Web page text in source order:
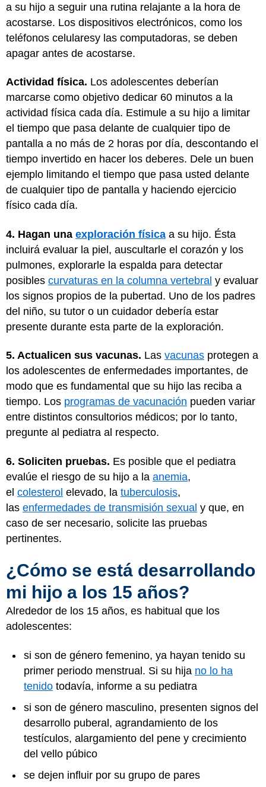
a su hijo a seguir una rutina relajante a la hora de
acostarse. Los dispositivos electrónicos, como los
teléfonos celularesy las computadoras, se deben
apagar antes de acostarse.
Actividad física. Los adolescentes deberían
marcarse como objetivo dedicar 60 minutos a la
actividad física cada día. Estimule a su hijo a limitar
el tiempo que pasa delante de cualquier tipo de
pantalla a no más de 2 horas por día, descontando el
tiempo invertido en hacer los deberes. Dele un buen
ejemplo limitando el tiempo que pasa usted delante
de cualquier tipo de pantalla y haciendo ejercicio
físico cada día.
4. Hagan una exploración física a su hijo. Ésta
incluirá evaluar la piel, auscultarle el corazón y los
pulmones, explorarle la espalda para detectar
posibles curvaturas en la columna vertebral y evaluar
los signos propios de la pubertad. Uno de los padres
del niño, su tutor o un cuidador debería estar
presente durante esta parte de la exploración.
5. Actualicen sus vacunas. Las vacunas protegen a
los adolescentes de enfermedades importantes, de
modo que es fundamental que su hijo las reciba a
tiempo. Los programas de vacunación pueden variar
entre distintos consultorios médicos; por lo tanto,
pregunte al pediatra al respecto.
6. Soliciten pruebas. Es posible que el pediatra
evalúe el riesgo de su hijo a la anemia,
el colesterol elevado, la tuberculosis,
las enfermedades de transmisión sexual y que, en
caso de ser necesario, solicite las pruebas
pertinentes.
¿Cómo se está desarrollando
mi hijo a los 15 años?
Alrededor de los 15 años, es habitual que los
adolescentes:
si son de género femenino, ya hayan tenido su
primer periodo menstrual. Si su hija no lo ha
tenido todavía, informe a su pediatra
si son de género masculino, presenten signos del
desarrollo puberal, agrandamiento de los
testículos, alargamiento del pene y crecimiento
del vello púbico
se dejen influir por su grupo de pares